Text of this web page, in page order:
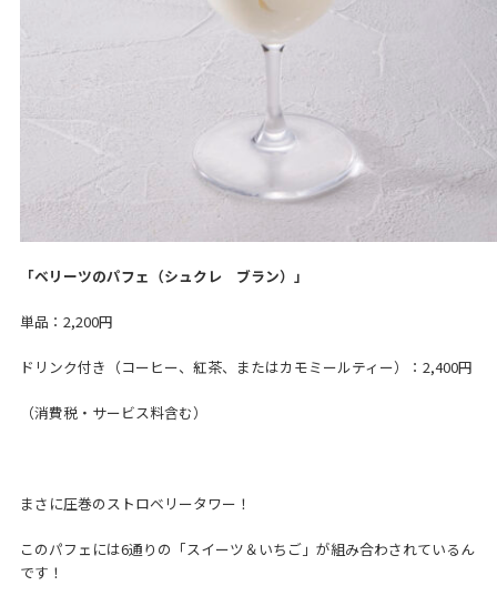
「ベリーツのパフェ（シュクレ ブラン）」
単品：2,200円
ドリンク付き（コーヒー、紅茶、またはカモミールティー）：2,400円
（消費税・サービス料含む）
まさに圧巻のストロベリータワー！
このパフェには6通りの「スイーツ＆いちご」が組み合わされているん
です！